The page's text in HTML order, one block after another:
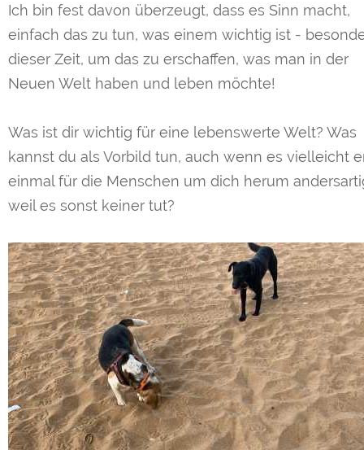
Ich bin fest davon überzeugt, dass es Sinn macht,
einfach das zu tun, was einem wichtig ist -
dieser Zeit, um das zu erschaffen, was man in der
Neuen Welt haben und leben möchte!
Was ist dir wichtig für eine lebenswerte Welt? Was
kannst du als Vorbild tun, auch wenn es vielleicht
einmal für die Menschen um dich herum
weil es sonst keiner tut?